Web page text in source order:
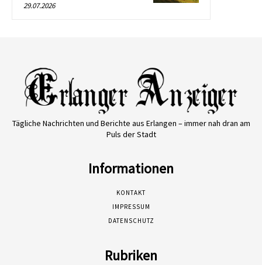
29.07.2026
Tägliche Nachrichten und Berichte aus Erlangen – immer nah dran am
Puls der Stadt
Informationen
KONTAKT
IMPRESSUM
DATENSCHUTZ
Rubriken